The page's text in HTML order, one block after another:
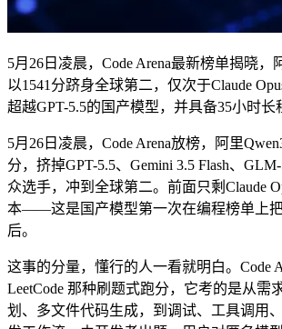
5月26日凌晨，Code Arena最新榜单揭晓，
以1541分跻身全球第二，仅次于Claude
超越GPT-5.5的国产模型，并具备35小时长
5月26日凌晨，Code Arena放榜，阿里
分，挤掉GPT-5.5、Gemini 3.5 Flash、
众选手，冲到全球第二。前面只剩Claude
本——这是国产模型第一次在编程榜单上
后。
这事的分量，懂行的人一看就明白。Code
LeetCode 那种刷题式跑分，它考的是从需
划、多文件代码生成，到调试、工具调用